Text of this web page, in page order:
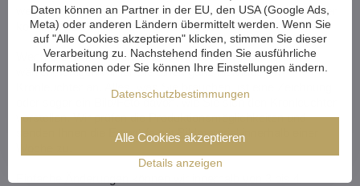
wenn das noch nicht genug ist, können wir einen Kristalllüster
komplett nach Ihrem Entwurf anfertigen.
Wenn Sie nicht aus unserem Angebot an Kronleuchtern
wählen, fertigen wir für Sie einen ganz individuellen
Kronleuchter an. Alles, was Sie brauchen, ist eine Zeichnung
oder sogar ein Bild/Foto davon, wie Sie sich den Kronleuchter
vorstellen. Wir prüfen die Produktionsmöglichkeiten und
senden Ihnen die Entwürfe mit Bildmaterial innerhalb einer
Daten können an Partner in der EU, den USA (Google Ads,
Meta) oder anderen Ländern übermittelt werden. Wenn Sie
auf "Alle Cookies akzeptieren" klicken, stimmen Sie dieser
Verarbeitung zu. Nachstehend finden Sie ausführliche
Informationen oder Sie können Ihre Einstellungen ändern.
Datenschutzbestimmungen
Details anzeigen
Alle Cookies akzeptieren